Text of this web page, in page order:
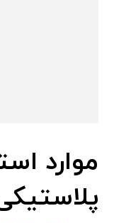
موارد